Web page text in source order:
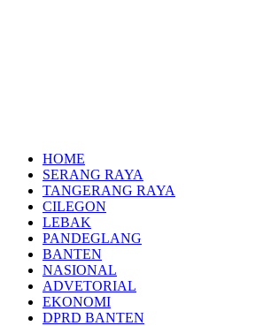
HOME
SERANG RAYA
TANGERANG RAYA
CILEGON
LEBAK
PANDEGLANG
BANTEN
NASIONAL
ADVETORIAL
EKONOMI
DPRD BANTEN